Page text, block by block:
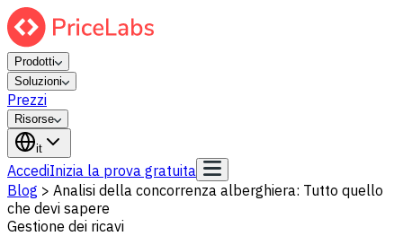
Prodotti
Soluzioni
Prezzi
Risorse
it
AccediInizia la prova gratuita
Blog > Analisi della concorrenza alberghiera: Tutto quello
che devi sapere
Gestione dei ricavi